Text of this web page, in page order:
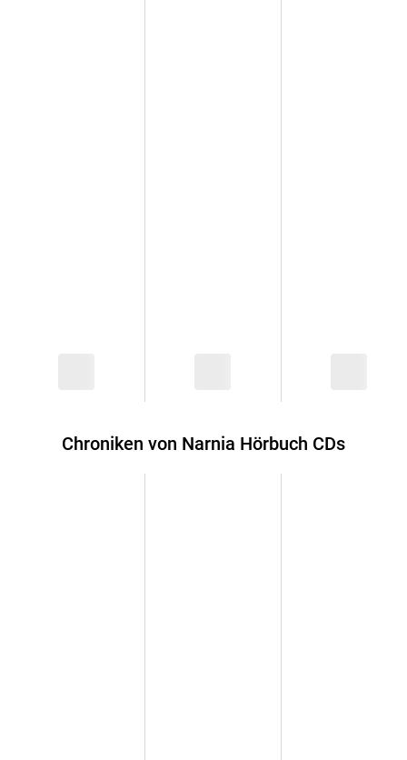
Chroniken von Narnia Hörbuch CDs